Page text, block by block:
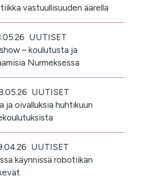
vastuullisuuden äärellä
UUTISET
– koulutusta ja
Nurmeksessa
UUTISET
ja oivalluksia huhtikuun
UUTISET
käynnissä robotiikan